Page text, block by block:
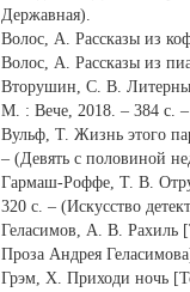
Державная).
Волос, А. Рассказы из
Волос, А. Рассказы из
Вторушин, С. В.
М. : Вече, 2018. – 384 с.
Вульф, Т. Жизнь этого
– (Девять с половиной
Гармаш-Роффе, Т. В.
320 с. – (Искусство
Геласимов, А. В. Рахиль
Проза Андрея
Грэм, Х. Приходи ночь